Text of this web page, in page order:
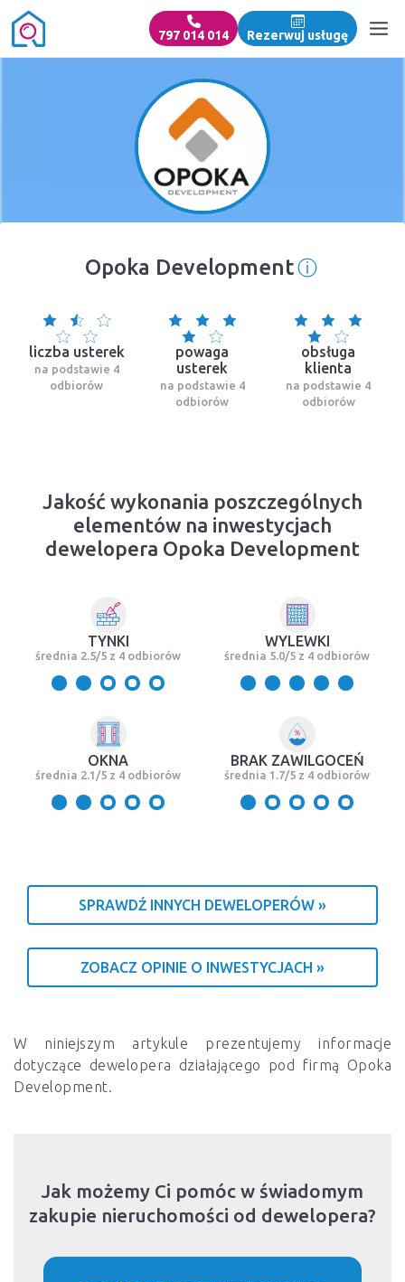
797 014 014 Rezerwuj usługę
Opoka Developmentⓘ
liczba usterek
na podstawie 4
odbiorów
powaga
usterek
na podstawie 4
odbiorów
obsługa
klienta
na podstawie 4
odbiorów
Jakość wykonania poszczególnych
elementów na inwestycjach
dewelopera Opoka Development
TYNKI
średnia 2.5/5 z 4 odbiorów
WYLEWKI
średnia 5.0/5 z 4 odbiorów
OKNA
średnia 2.1/5 z 4 odbiorów
BRAK ZAWILGOCEŃ
średnia 1.7/5 z 4 odbiorów
SPRAWDŹ INNYCH DEWELOPERÓW »
ZOBACZ OPINIE O INWESTYCJACH »
W niniejszym artykule prezentujemy informacje
dotyczące dewelopera działającego pod firmą Opoka
Development.
Jak możemy Ci pomóc w świadomym
zakupie nieruchomości od dewelopera?